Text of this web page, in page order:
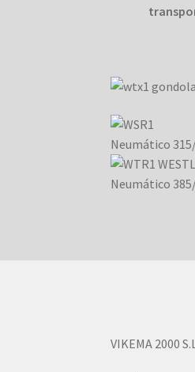
Neumático 315/
Neumático 385/
VIKEMA 2000